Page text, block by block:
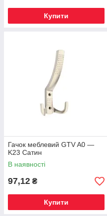
Купити
Гачок меблевий GTV A0 —
K23 Сатин
В наявності
97,12 ₴
Купити